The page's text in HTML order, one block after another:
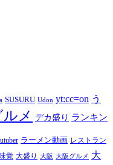
SUSURU Udon yt:cc=on う
ルメ デカ盛り ランキン
ラーメン動画 レストラン
覚 大盛り 大阪 大阪グルメ
大